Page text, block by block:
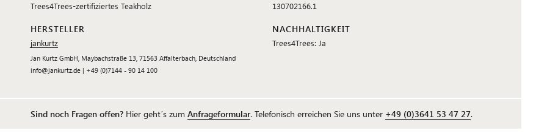
Trees4Trees-zertifiziertes Teakholz
HERSTELLER
jankurtz
Jan Kurtz GmbH, Maybachstraße 13, 71563 Affalterbach, Deutschland
info@jankurtz.de | +49 (0)7144 - 90 14 100
130702166.1
NACHHALTIGKEIT
Trees4Trees: Ja
Sind noch Fragen offen? Hier geht´s zum Anfrageformular. Telefonisch erreichen Sie uns unter +49 (0)3641 53 47 27.